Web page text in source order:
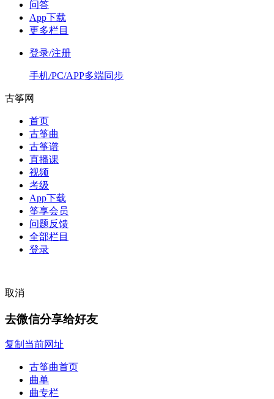
问答
App下载
更多栏目
登录/注册
手机/PC/APP多端同步
古筝网
首页
古筝曲
古筝谱
直播课
视频
考级
App下载
筝享会员
问题反馈
全部栏目
登录
取消
去微信分享给好友
复制当前网址
古筝曲首页
曲单
曲专栏